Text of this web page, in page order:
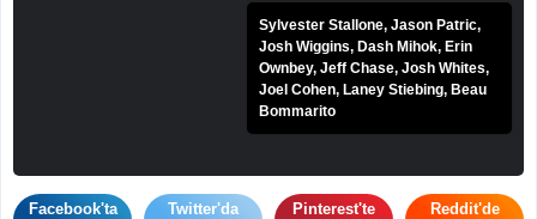
Sylvester Stallone, Jason Patric,
Josh Wiggins, Dash Mihok, Erin
Ownbey, Jeff Chase, Josh Whites,
Joel Cohen, Laney Stiebing, Beau
Bommarito
Facebook'ta
Twitter'da
Pinterest'te
Reddit'de